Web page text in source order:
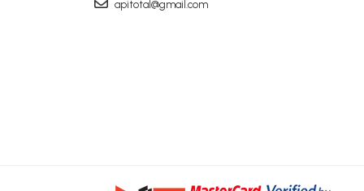
apitotal@gmail.com